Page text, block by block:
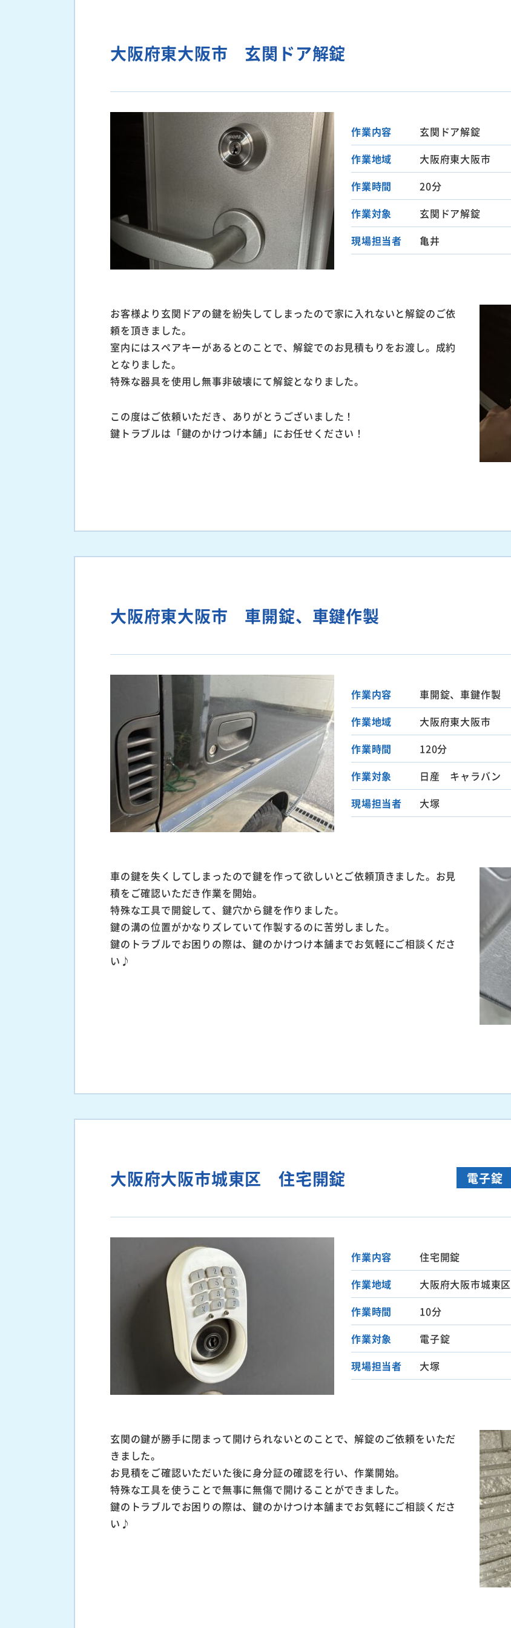
大阪府東大阪市 玄関ドア解錠
作業内容
玄関ドア解錠
作業地域
大阪府東大阪市
作業時間
20分
作業対象
玄関ドア解錠
現場担当者
亀井
お客様より玄関ドアの鍵を紛失してしまったので家に入れないと解錠のご依
頼を頂きました。
室内にはスペアキーがあるとのことで、解錠でのお見積もりをお渡し。成約
となりました。
特殊な器具を使用し無事非破壊にて解錠となりました。
この度はご依頼いただき、ありがとうございました！
鍵トラブルは「鍵のかけつけ本舗」にお任せください！
大阪府東大阪市 車開錠、車鍵作製
作業内容
車開錠、車鍵作製
作業地域
大阪府東大阪市
作業時間
120分
作業対象
日産 キャラバン
現場担当者
大塚
車の鍵を失くしてしまったので鍵を作って欲しいとご依頼頂きました。お見
積をご確認いただき作業を開始。
特殊な工具で開錠して、鍵穴から鍵を作りました。
鍵の溝の位置がかなりズレていて作製するのに苦労しました。
鍵のトラブルでお困りの際は、鍵のかけつけ本舗までお気軽にご相談くださ
い♪
大阪府大阪市城東区 住宅開錠 電子錠
作業内容
住宅開錠
作業地域
大阪府大阪市城東区
作業時間
10分
作業対象
電子錠
現場担当者
大塚
玄関の鍵が勝手に閉まって開けられないとのことで、解錠のご依頼をいただ
きました。
お見積をご確認いただいた後に身分証の確認を行い、作業開始。
特殊な工具を使うことで無事に無傷で開けることができました。
鍵のトラブルでお困りの際は、鍵のかけつけ本舗までお気軽にご相談くださ
い♪